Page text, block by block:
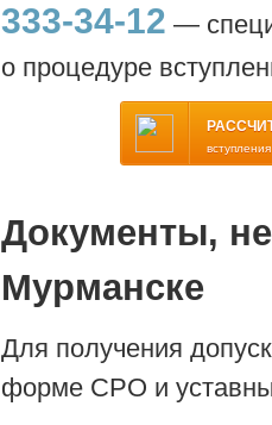
333-34-12 —
о процедуре
Документы,
Мурманске
Для получения
форме СРО и